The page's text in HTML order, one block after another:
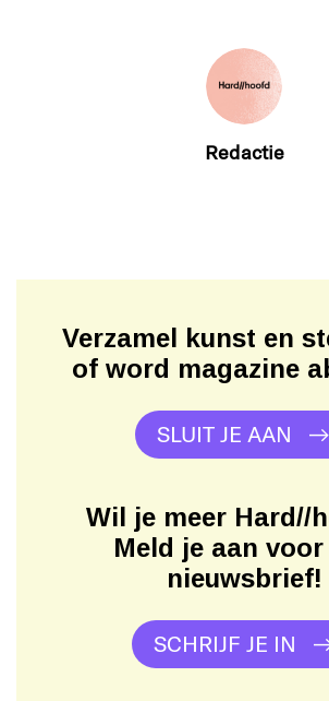
Redactie
Verzamel kunst en
of word magazine
SLUIT JE AAN
Wil je meer Hard//
Meld je aan voor
nieuwsbrief!
SCHRIJF JE IN